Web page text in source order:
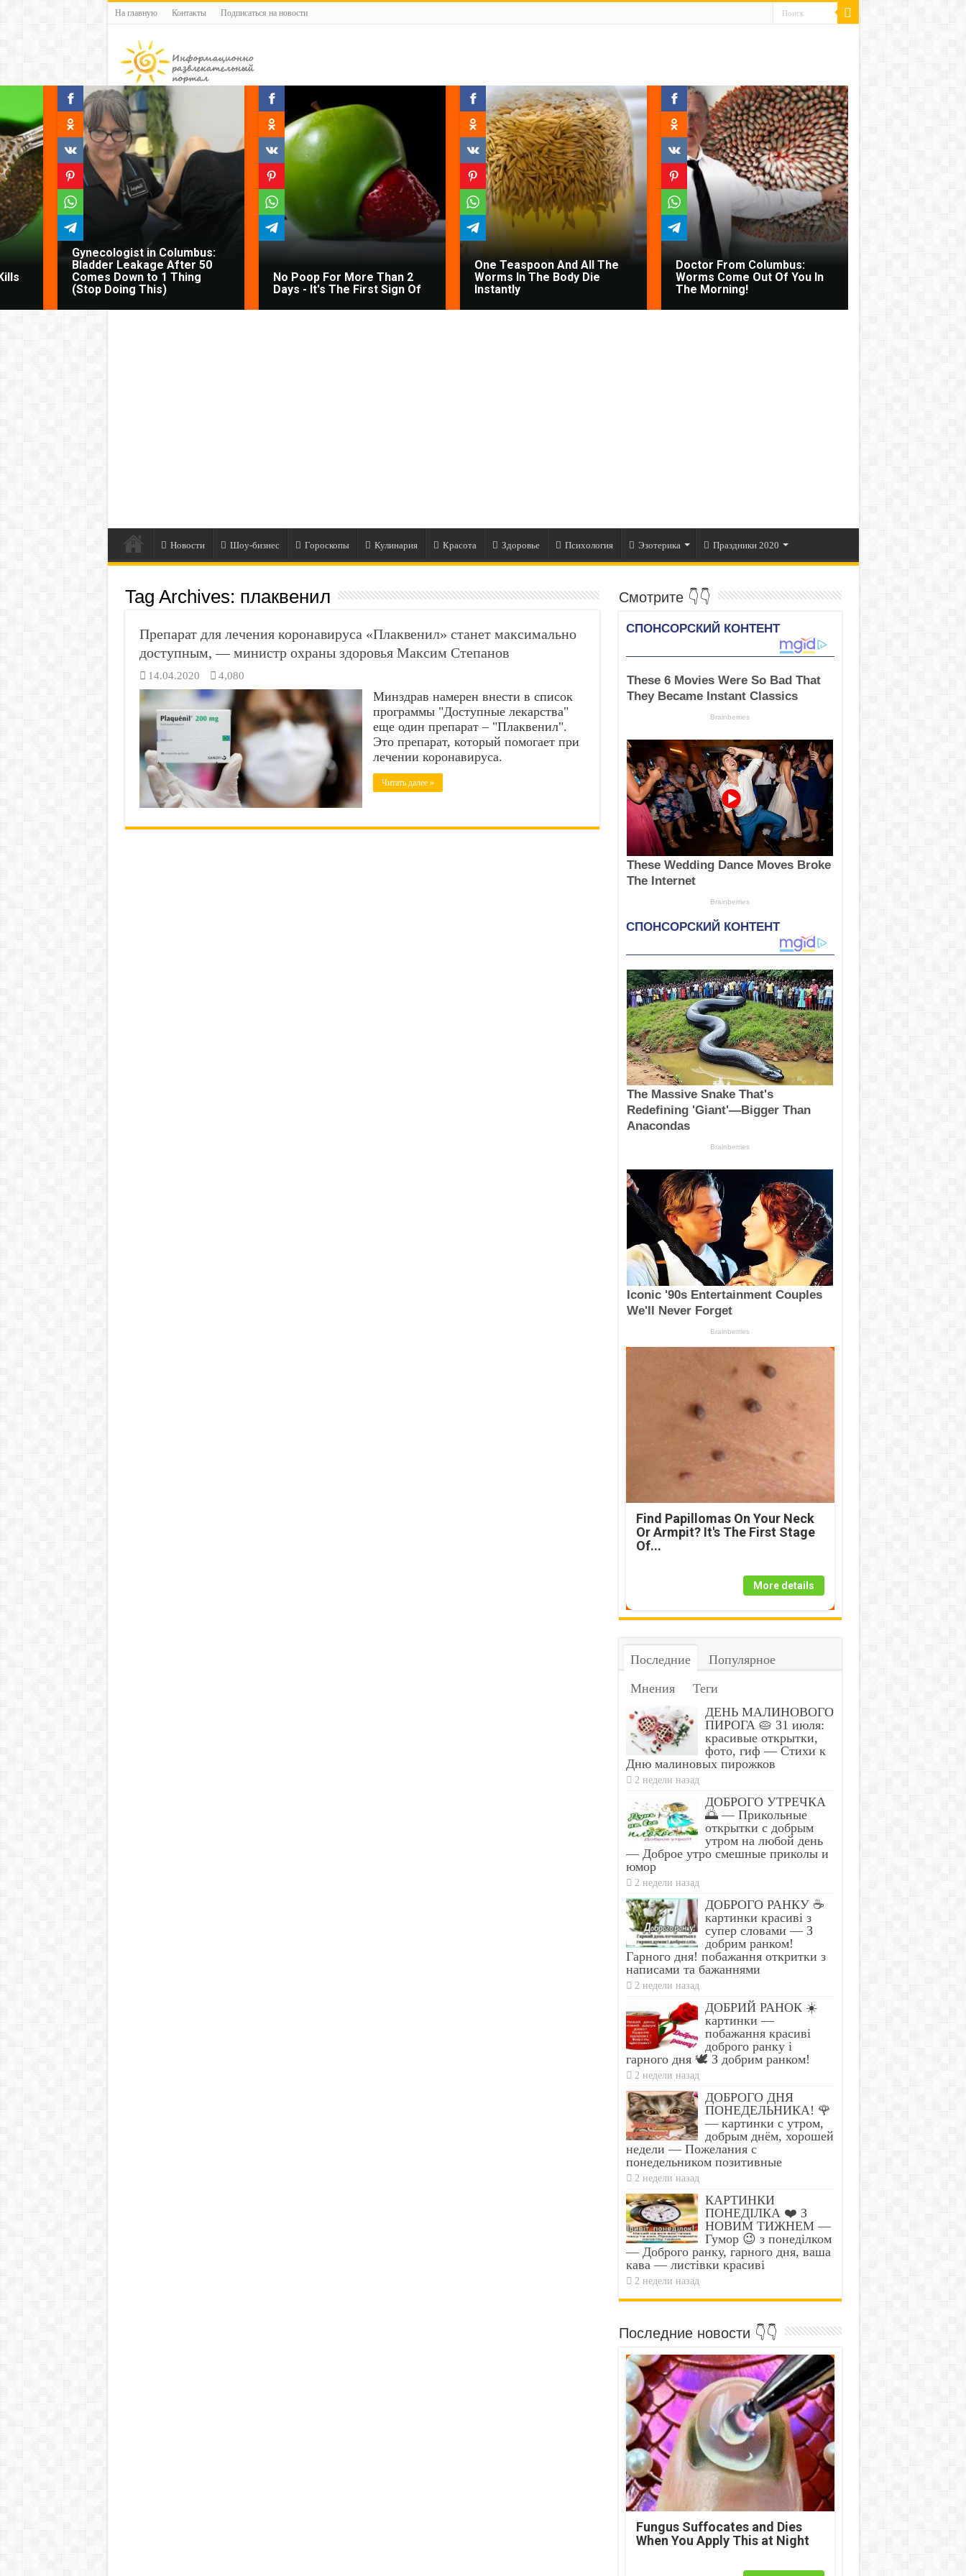
На главную Контакты Подписаться на новости
Gynecologist in Columbus:
Bladder Leakage After 50
Comes Down to 1 Thing
(Stop Doing This)
No Poop For More Than 2
Days - It's The First Sign Of
One Teaspoon And All The
Worms In The Body Die
Instantly
Doctor From Columbus:
Worms Come Out Of You In
The Morning!
Новости Шоу-бизнес Гороскопы Кулинария Красота Здоровье Психология Эзотерика Праздники 2020
Tag Archives: плаквенил
Препарат для лечения коронавируса «Плаквенил» станет максимально
доступным, — министр охраны здоровья Максим Степанов
14.04.2020 4,080
Минздрав намерен внести в список
программы "Доступные лекарства"
еще один препарат – "Плаквенил".
Это препарат, который помогает при
лечении коронавируса.
Читать далее »
Смотрите 👇👇
Find Papillomas On Your Neck
Or Armpit? It's The First Stage
Of...
More details
Последние
Популярное
Мнения
Теги
ДЕНЬ МАЛИНОВОГО
ПИРОГА 🥧 31 июля:
красивые открытки,
фото, гиф — Стихи к
Дню малиновых пирожков
2 недели назад
ДОБРОГО УТРЕЧКА
🌅 — Прикольные
открытки с добрым
утром на любой день
— Доброе утро смешные приколы и
юмор
2 недели назад
ДОБРОГО РАНКУ ☕
картинки красиві з
супер словами — З
добрим ранком!
Гарного дня! побажання откритки з
написами та бажаннями
2 недели назад
ДОБРИЙ РАНОК ☀️
картинки —
побажання красиві
доброго ранку і
гарного дня 🕊️ З добрим ранком!
2 недели назад
ДОБРОГО ДНЯ
ПОНЕДЕЛЬНИКА! 🌹
— картинки с утром,
добрым днём, хорошей
недели — Пожелания с
понедельником позитивные
2 недели назад
КАРТИНКИ
ПОНЕДІЛКА ❤️ З
НОВИМ ТИЖНЕМ —
Гумор 😉 з понеділком
— Доброго ранку, гарного дня, ваша
кава — листівки красиві
2 недели назад
Последние новости 👇👇
Fungus Suffocates and Dies
When You Apply This at Night